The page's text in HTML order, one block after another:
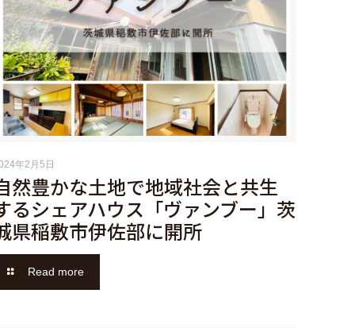
年2月5日
然豊かな土地で地域社会と共生
るシェアハウス「ヴァンブー」茨
県稲敷市伊佐部に開所
Read more